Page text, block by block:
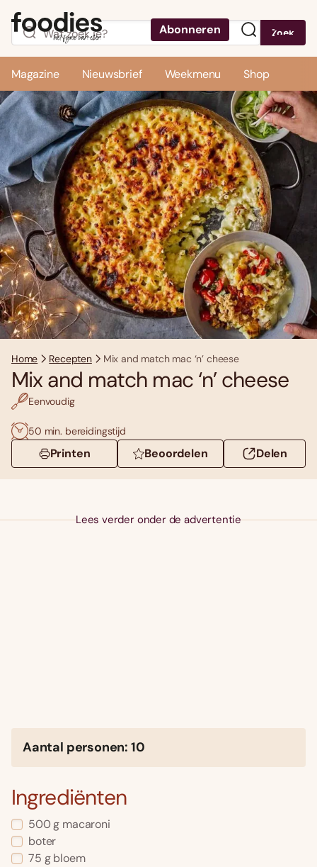
Abonneren Zoek
Magazine Nieuwsbrief Weekmenu Shop
Home Recepten Mix and match mac ‘n’ cheese
Mix and match mac ‘n’ cheese
Eenvoudig
50 min. bereidingstijd
Printen Beoordelen Delen
Lees verder onder de advertentie
Aantal personen: 10
Ingrediënten
500 g macaroni
boter
75 g bloem